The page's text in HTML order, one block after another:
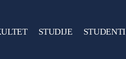
STUDIJE STUDENTI